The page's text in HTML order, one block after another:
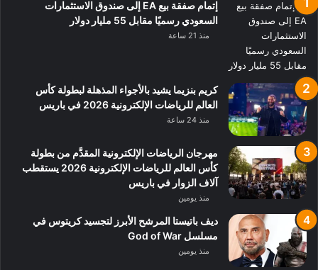
إتمام صفقة بيع EA إلى صندوق الاستثمارات
السعودي رسميًا مقابل 55 مليار دولار
منذ 21 ساعة
كريم بنزيما يشيد بالأجواء المذهلة لبطولة كأس
العالم للرياضات الإلكترونية 2026 في باريس
منذ 24 ساعة
مهرجان الرياضات الإلكترونية المقدَّم من بطولة
كأس العالم للرياضات الإلكترونية 2026 يستقطب
آلاف الزوار في باريس
منذ يومين
ديف باتيستا المرشح الأبرز لتجسيد كريتوس في
مسلسل God of War
منذ يومين